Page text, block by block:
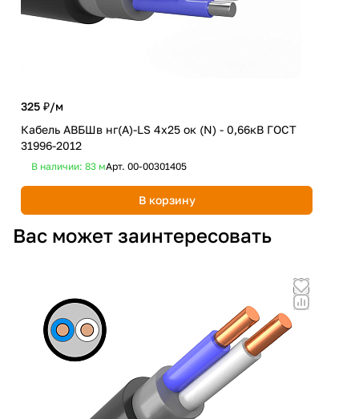
325 ₽/м
Кабель АВБШв нг(А)-LS 4х25 ок (N) - 0,66кВ ГОСТ
31996-2012
В наличии: 83 мАрт. 00-00301405
В корзину
Вас может заинтересовать